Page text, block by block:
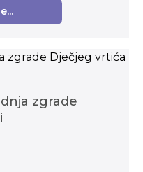
zgrade